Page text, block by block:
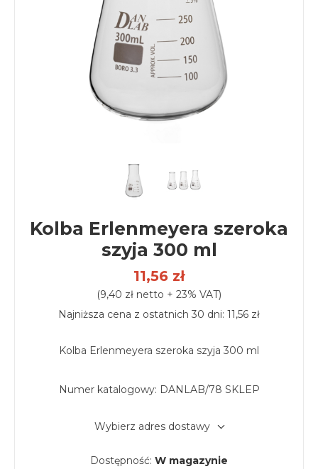
Kolba Erlenmeyera szeroka
szyja 300 ml
11,56 zł
(9,40 zł netto + 23% VAT)
Najniższa cena z ostatnich 30 dni: 11,56 zł
Kolba Erlenmeyera szeroka szyja 300 ml
Numer katalogowy: DANLAB/78 SKLEP
Wybierz adres dostawy
Dostępność: W magazynie